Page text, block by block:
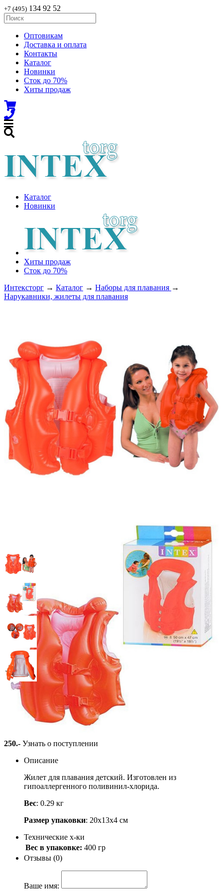
+7 (495) 134 92 52
Оптовикам
Доставка и оплата
Контакты
Каталог
Новинки
Сток до 70%
Хиты продаж
Каталог
Новинки
Хиты продаж
Сток до 70%
Интексторг → Каталог → Наборы для плавания →
Нарукавники, жилеты для плавания
Жилет красный, Intex 58671
250.- Узнать о поступлении
Описание
Жилет для плавания детский. Изготовлен из
гипоаллергенного поливинил-хлорида.
Вес: 0.29 кг
Размер упаковки: 20х13х4 см
Технические х-ки
Вес в упаковке: 400 гр
Отзывы (0)
Ваше имя: